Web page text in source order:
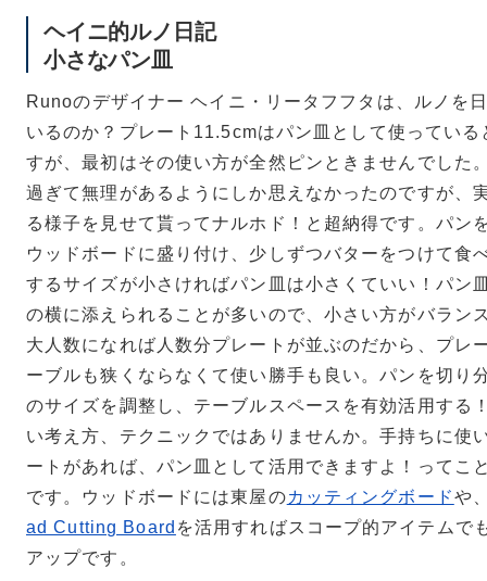
Teema
スクエアプレート12×12cm
ヘイニ的ルノ日記
小さなパン皿
Runoのデザイナー ヘイニ・リータフフタは、ルノを
いるのか？プレート11.5cmはパン皿として使ってい
すが、最初はその使い方が全然ピンときませんでした
過ぎて無理があるようにしか思えなかったのですが、
る様子を見せて貰ってナルホド！と超納得です。パン
ウッドボードに盛り付け、少しずつバターをつけて食
するサイズが小さければパン皿は小さくていい！パン
の横に添えられることが多いので、小さい方がバラン
大人数になれば人数分プレートが並ぶのだから、プレ
ーブルも狭くならなくて使い勝手も良い。パンを切り
のサイズを調整し、テーブルスペースを有効活用する
い考え方、テクニックではありませんか。手持ちに使
ートがあれば、パン皿として活用できますよ！ってこ
です。ウッドボードには東屋のカッティングボードや
ad Cutting Board を活用すればスコープ的アイテムで
アップです。